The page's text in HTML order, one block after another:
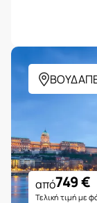
από749€
Τελική τιμή με